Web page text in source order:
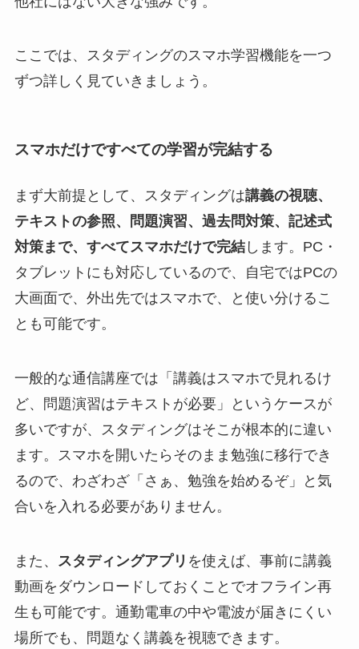
ここでは、スタディングのスマホ学習機能を一つ
ずつ詳しく見ていきましょう。
スマホだけですべての学習が完結する
まず大前提として、スタディングは講義の視聴、
テキストの参照、問題演習、過去問対策、記述式
対策まで、すべてスマホだけで完結します。PC・
タブレットにも対応しているので、自宅ではPCの
大画面で、外出先ではスマホで、と使い分けるこ
とも可能です。
一般的な通信講座では「講義はスマホで見れるけ
ど、問題演習はテキストが必要」というケースが
多いですが、スタディングはそこが根本的に違い
ます。スマホを開いたらそのまま勉強に移行でき
るので、わざわざ「さぁ、勉強を始めるぞ」と気
合いを入れる必要がありません。
また、 スタディングアプリ を使えば、事前に講義
動画をダウンロードしておくことでオフライン再
生も可能です。通勤電車の中や電波が届きにくい
場所でも、問題なく講義を視聴できます。